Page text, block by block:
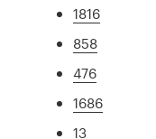
1816
858
476
1686
13